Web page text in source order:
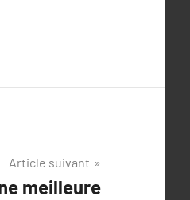
Article suivant
meilleure